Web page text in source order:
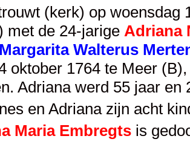
(kerk) op woensdag
met de 24-jarige Adriana
Margarita Walterus
oktober 1764 te Meer
Adriana werd 55 jaar en
en Adriana zijn acht
Maria Embregts is